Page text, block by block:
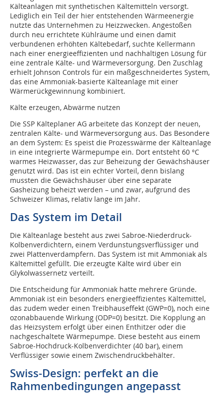
Kälteanlagen mit synthetischen Kältemitteln versorgt.
Lediglich ein Teil der hier entstehenden Wärmeenergie
nutzte das Unternehmen zu Heizzwecken. Angestoßen
durch neu errichtete Kühlräume und einen damit
verbundenen erhöhten Kältebedarf, suchte Kellermann
nach einer energieeffizienten und nachhaltigen Lösung für
eine zentrale Kälte- und Wärmeversorgung. Den Zuschlag
erhielt Johnson Controls für ein maßgeschneidertes System,
das eine Ammoniak-basierte Kälteanlage mit einer
Wärmerückgewinnung kombiniert.
Kälte erzeugen, Abwärme nutzen
Die SSP Kälteplaner AG arbeitete das Konzept der neuen,
zentralen Kälte- und Wärmeversorgung aus. Das Besondere
an dem System: Es speist die Prozesswärme der Kälteanlage
in eine integrierte Wärmepumpe ein. Dort entsteht 60 °C
warmes Heizwasser, das zur Beheizung der Gewächshäuser
genutzt wird. Das ist ein echter Vorteil, denn bislang
mussten die Gewächshäuser über eine separate
Gasheizung beheizt werden – und zwar, aufgrund des
Schweizer Klimas, relativ lange im Jahr.
Das System im Detail
Die Kälteanlage besteht aus zwei Sabroe-Niederdruck-
Kolbenverdichtern, einem Verdunstungsverflüssiger und
zwei Plattenverdampfern. Das System ist mit Ammoniak als
Kältemittel gefüllt. Die erzeugte Kälte wird über ein
Glykolwassernetz verteilt.
Die Entscheidung für Ammoniak hatte mehrere Gründe.
Ammoniak ist ein besonders energieeffizientes Kältemittel,
das zudem weder einen Treibhauseffekt (GWP=0), noch eine
ozonabbauende Wirkung (ODP=0) besitzt. Die Kopplung an
das Heizsystem erfolgt über einen Enthitzer oder die
nachgeschaltete Wärmepumpe. Diese besteht aus einem
Sabroe-Hochdruck-Kolbenverdichter (40 bar), einem
Verflüssiger sowie einem Zwischendruckbehälter.
Swiss-Design: perfekt an die
Rahmenbedingungen angepasst